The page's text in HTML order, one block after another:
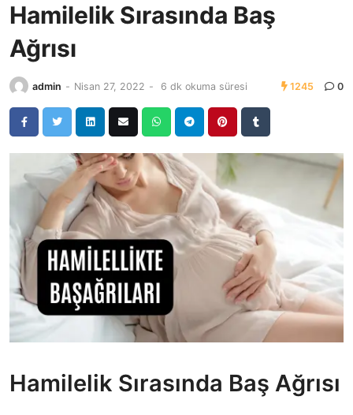
Hamilelik Sırasında Baş
Ağrısı
admin - Nisan 27, 2022 - 6 dk okuma süresi 1245 0
Hamilelik Sırasında Baş Ağrısı